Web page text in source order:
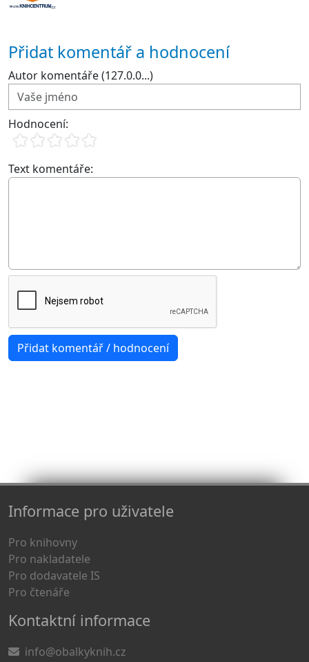
Přidat komentář a hodnocení
Autor komentáře (127.0.0...)
Hodnocení:
Text komentáře:
Informace pro uživatele
Pro knihovny
Pro nakladatele
Pro dodavatele IS
Pro čtenáře
Kontaktní informace
info@obalkyknih.cz